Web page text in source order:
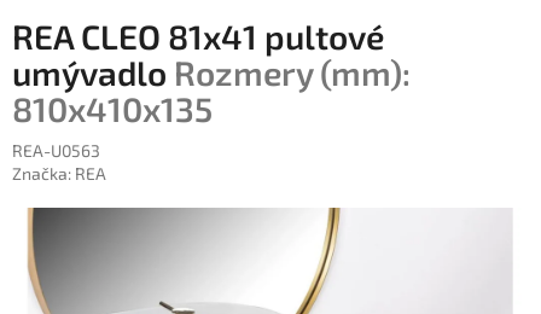
REA CLEO 81x41 pultové
umývadlo Rozmery (mm):
810x410x135
REA-U0563
Značka: REA